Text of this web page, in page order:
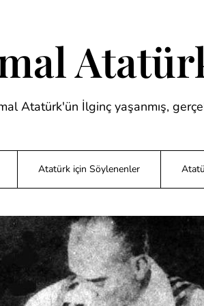
Atatürk'ün İlginç yaşanmış,
Atatürk için Söylenenler